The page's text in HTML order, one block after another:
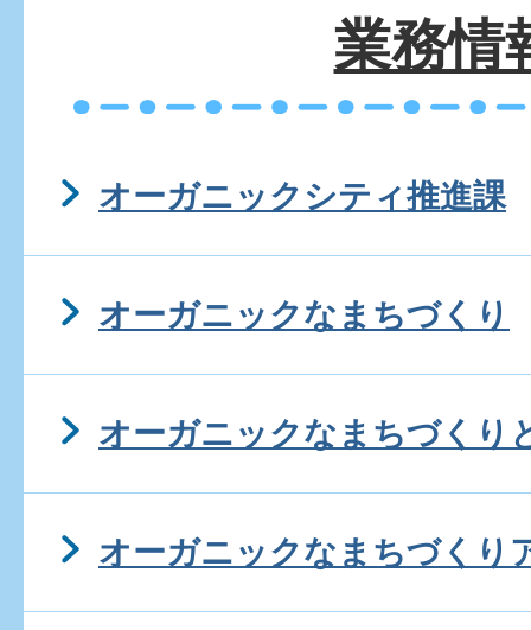
業務情
オーガニックシティ推進課
オーガニックなまちづくり
オーガニックなまちづくり
オーガニックなまちづくり